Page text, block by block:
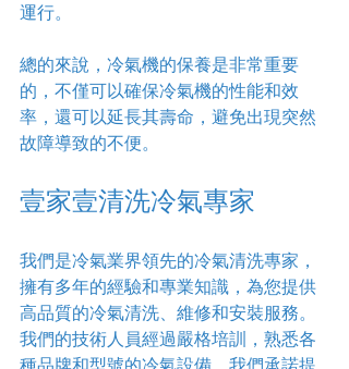
運行。
總的來說，冷氣機的保養是非常重要
的，不僅可以確保冷氣機的性能和效
率，還可以延長其壽命，避免出現突然
故障導致的不便。
壹家壹清洗冷氣專家
我們是冷氣業界領先的冷氣清洗專家，
擁有多年的經驗和專業知識，為您提供
高品質的冷氣清洗、維修和安裝服務。
我們的技術人員經過嚴格培訓，熟悉各